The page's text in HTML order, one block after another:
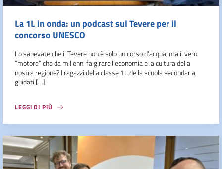
La 1L in onda: un podcast sul Tevere per il
concorso UNESCO
Lo sapevate che il Tevere non è solo un corso d’acqua, ma il vero
“motore” che da millenni fa girare l’economia e la cultura della
nostra regione? I ragazzi della classe 1L della scuola secondaria,
guidati […]
LEGGI DI PIÙ